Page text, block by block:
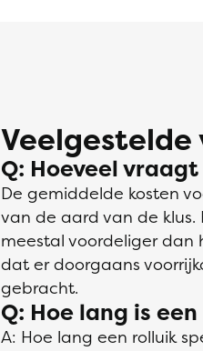
Q: Hoeveel
De gemiddelde kosten
van de aard van de
meestal voordeliger dan
dat er doorgaans
gebracht.
Q: Hoe lang is
A: Hoe lang een rolluik